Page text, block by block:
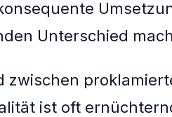
Unterschied
zwischen
ist oft